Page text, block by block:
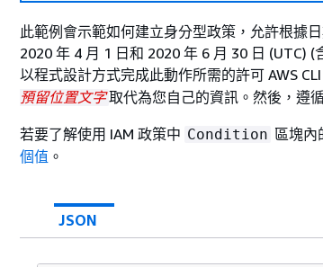
此範例會示範如何建立身分型政策，允許根據
2020 年 4 月 1 日和 2020 年 6 月 30 日 (UTC)
以程式設計方式完成此動作所需的許可 AWS
預留位置文字取代為您自己的資訊。然後，遵
若要了解使用 IAM 政策中 Condition 區塊內
個值 。
JSON